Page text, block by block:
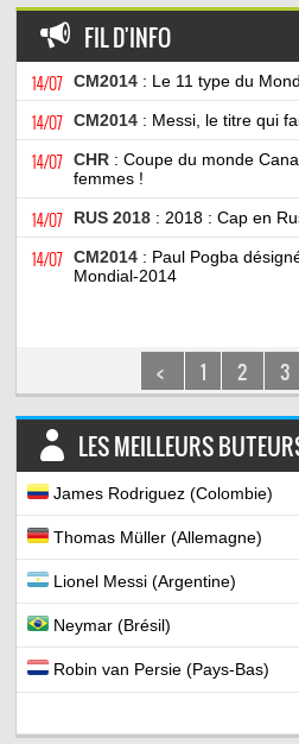
FIL D'INFO
14/07 CM2014 : Le 11 type du
14/07 CM2014 : Messi, le titre qui
14/07 CHR : Coupe du monde
femmes !
14/07 RUS 2018 : 2018 : Cap en
14/07 CM2014 : Paul Pogba
Mondial-2014
< 1 2 3
LES MEILLEURS
James Rodriguez (Colombie)
Thomas Müller (Allemagne)
Lionel Messi (Argentine)
Neymar (Brésil)
Robin van Persie (Pays-Bas)